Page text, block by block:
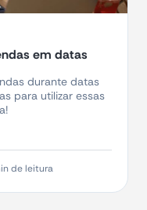
em datas
durante datas
para utilizar essas
de leitura